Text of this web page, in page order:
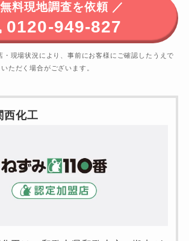
無料現地調査を依頼 ／
0120-949-827
現場状況により、事前にお客様にご確認したうえで
ただく場合がございます。
西化工